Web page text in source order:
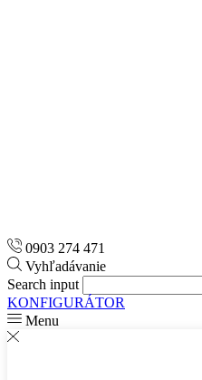
0903 274 471
Vyhľadávanie
Search input
KONFIGURÁTOR
Menu